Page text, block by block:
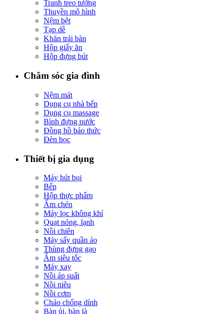
Tranh treo tường
Thuyền mô hình
Nệm bệt
Tạp dề
Khăn trải bàn
Hộp giấy ăn
Hộp đựng bút
Chăm sóc gia đình
Nệm mát
Dụng cụ nhà bếp
Dụng cụ massage
Bình đựng nước
Đồng hồ báo thức
Đèn học
Thiết bị gia dụng
Máy hút bụi
Bếp
Hộp thực phẩm
Ấm chén
Máy lọc không khí
Quạt nóng, lạnh
Nồi chiên
Máy sấy quần áo
Thùng đựng gạo
Ấm siêu tốc
Máy xay
Nồi áp suất
Nồi niêu
Nồi cơm
Chảo chống dính
Bàn ủi, bàn là